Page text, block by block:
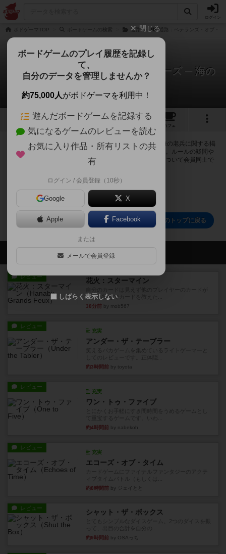
ログイン
ボドゲーマTOP ボードゲームの検索 通路 通路：ベテランズ・オブ・
通路：ベテランズ・オブ・ザ・シーズ ─ 海の
老兵
0件の掲示板
1 1
カフェ
ログインすると通路：ベテランズ・オブ・ザ・シーズ ─ 海の老兵に関する掲
示板の作成やコメントの書き込みが出来るようになります。ルールの疑問や
エラッタ情報、マニュアルでは判断し辛い曖昧な表記等について会員同士で
ログイン/無料会員登録
通路：ベテランズ・オブ・ザ・シーズ ─ 海の老兵のトップに戻る
会員の新しい投稿
レビュー 花火：スターマイン
見える状態でカードを教えた...
38分前 by mob567
レビュー
充実
アンダー・ザ・テーブラー
約3時間前 by toyota
レビュー
充実
ワン・トゥ・ファイブ
約4時間前 by nabekoh
レビュー
充実
エコーズ・オブ・タイム
約8時間前 by ジェイとと
レビュー シャット・ザ・ボックス
約9時間前 by OSAっち
閉じる
ボードゲームのプレイ履歴を記録し
て、
自分のデータを管理しませんか？
約75,000人がボドゲーマを利用中！
遊んだボードゲームを記録する
気になるゲームのレビューを読む
お気に入り作品・所有リストの共
有
ログイン / 会員登録（10秒）
Google X
Apple Facebook
または
メールで会員登録
しばらく表示しない